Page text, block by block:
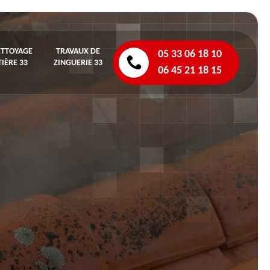
33
TRAVAUX DE
ZINGUERIE 33
05 33 06 18 10
06 45 21 18 15